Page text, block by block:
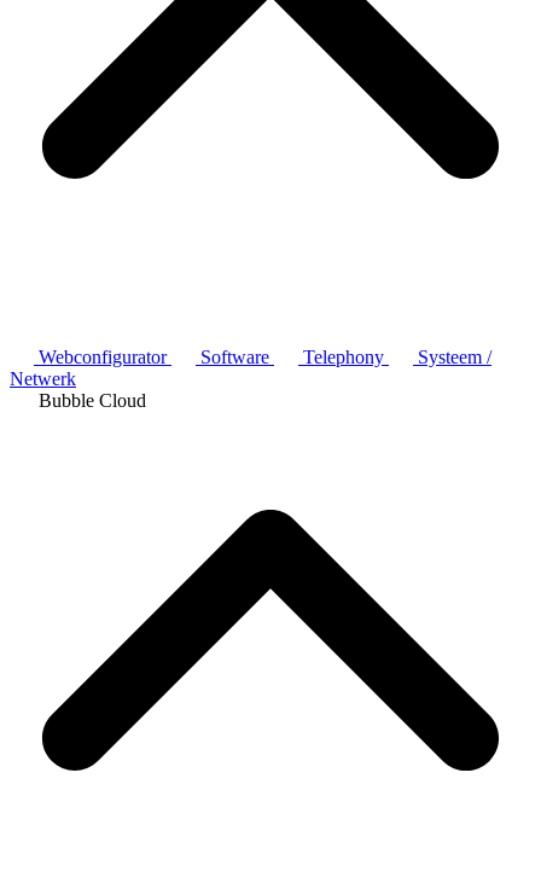
Webconfigurator Software Telephony
Systeem /
Netwerk
Bubble Cloud